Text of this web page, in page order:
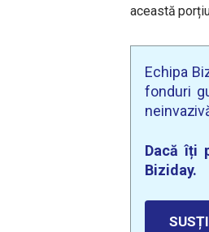
această
Echipa
fonduri
Dacă îți
Biziday.